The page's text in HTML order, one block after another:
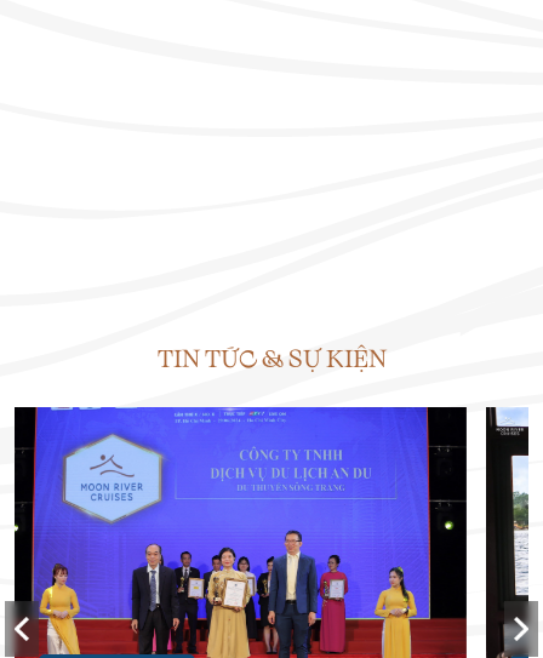
TIN TỨC & SỰ KIỆN